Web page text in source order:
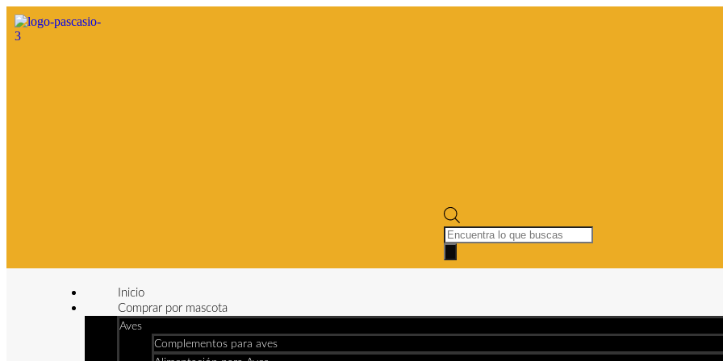
Inicio
Comprar por mascota
Aves
Complementos para aves